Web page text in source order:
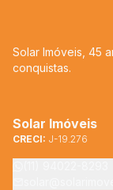
Solar Imóveis, 45
conquistas.
Solar Imóveis
CRECI: J-19.276